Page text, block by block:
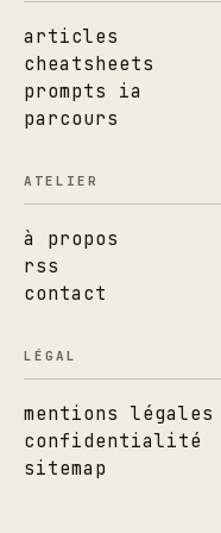
articles
cheatsheets
prompts ia
parcours
ATELIER
à propos
rss
contact
LÉGAL
mentions légales
confidentialité
sitemap